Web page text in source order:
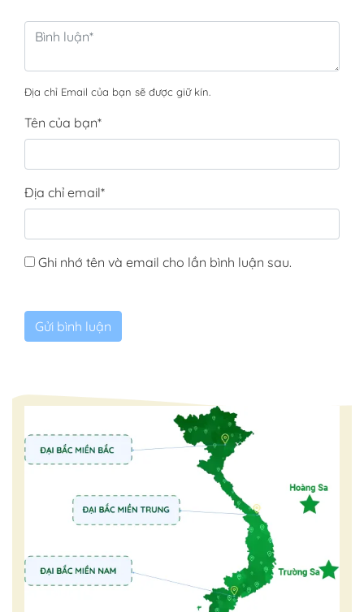
Địa chỉ Email của bạn sẽ được giữ kín.
Tên của bạn*
Địa chỉ email*
Ghi nhớ tên và email cho lần bình luận sau.